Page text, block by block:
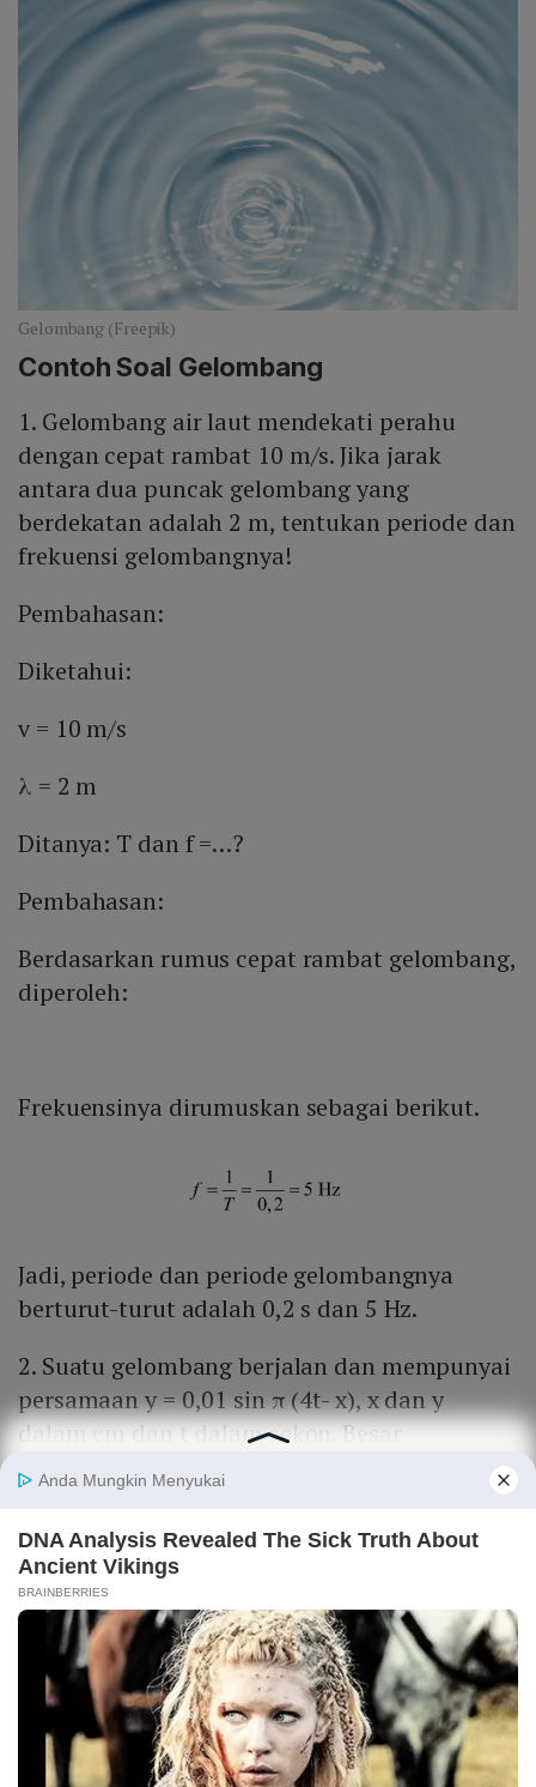
Gelombang (Freepik)
Contoh Soal Gelombang
1. Gelombang air laut mendekati perahu
dengan cepat rambat 10 m/s. Jika jarak
antara dua puncak gelombang yang
berdekatan adalah 2 m, tentukan periode dan
frekuensi gelombangnya!
Pembahasan:
Diketahui:
v = 10 m/s
λ = 2 m
Ditanya: T dan f =…?
Pembahasan:
Berdasarkan rumus cepat rambat gelombang,
diperoleh:
Frekuensinya dirumuskan sebagai berikut.
Jadi, periode dan periode gelombangnya
berturut-turut adalah 0,2 s dan 5 Hz.
2. Suatu gelombang berjalan dan mempunyai
persamaan y = 0,01 sin π (4t- x), x dan y
dalam cm dan t dalam sekon. Besar
simpangan di titik yang berjarak 5 cm dari
titik asalah pada saat titik asal telah bergetar
selama 2 sekon adalah?
Diketahui
y = 0,01 sin π (4t- x)
x = 5 cm
t = 2 s